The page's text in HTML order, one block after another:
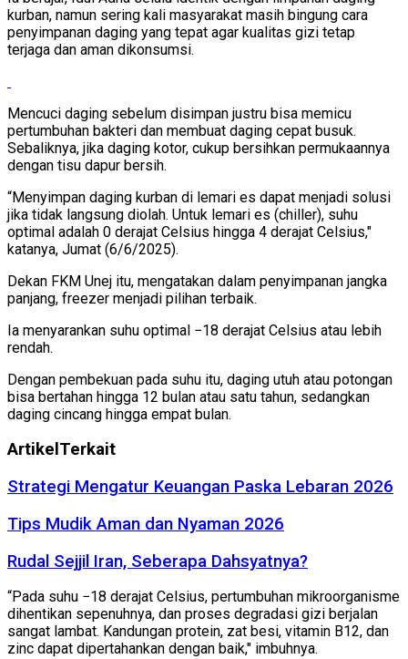
kurban, namun sering kali masyarakat masih bingung cara
penyimpanan daging yang tepat agar kualitas gizi tetap
terjaga dan aman dikonsumsi.
Mencuci daging sebelum disimpan justru bisa memicu
pertumbuhan bakteri dan membuat daging cepat busuk.
Sebaliknya, jika daging kotor, cukup bersihkan permukaannya
dengan tisu dapur bersih.
“Menyimpan daging kurban di lemari es dapat menjadi solusi
jika tidak langsung diolah. Untuk lemari es (chiller), suhu
optimal adalah 0 derajat Celsius hingga 4 derajat Celsius,"
katanya, Jumat (6/6/2025).
Dekan FKM Unej itu, mengatakan dalam penyimpanan jangka
panjang, freezer menjadi pilihan terbaik.
Ia menyarankan suhu optimal −18 derajat Celsius atau lebih
rendah.
Dengan pembekuan pada suhu itu, daging utuh atau potongan
bisa bertahan hingga 12 bulan atau satu tahun, sedangkan
daging cincang hingga empat bulan.
Artikel Terkait
Strategi Mengatur Keuangan Paska Lebaran 2026
Tips Mudik Aman dan Nyaman 2026
Rudal Sejjil Iran, Seberapa Dahsyatnya?
“Pada suhu −18 derajat Celsius, pertumbuhan mikroorganisme
dihentikan sepenuhnya, dan proses degradasi gizi berjalan
sangat lambat. Kandungan protein, zat besi, vitamin B12, dan
zinc dapat dipertahankan dengan baik," imbuhnya.